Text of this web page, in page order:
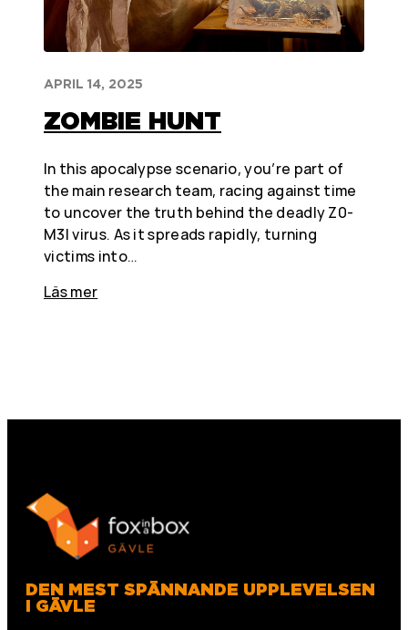
APRIL 14, 2025
ZOMBIE HUNT
In this apocalypse scenario, you’re part of
the main research team, racing against time
to uncover the truth behind the deadly Z0-
M3I virus. As it spreads rapidly, turning
victims into…
Läs mer
DEN MEST SPÄNNANDE UPPLEVELSEN
I GÄVLE